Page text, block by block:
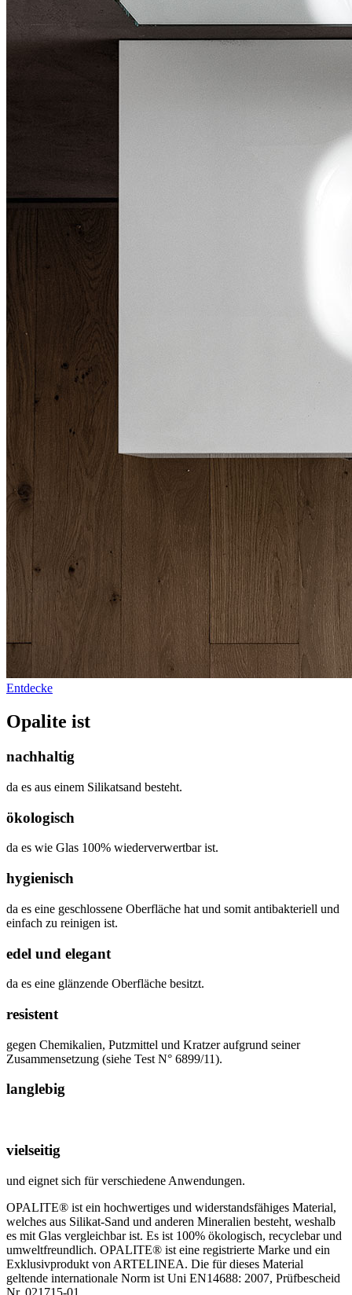
Entdecke
Opalite ist
nachhaltig
da es aus einem Silikatsand besteht.
ökologisch
da es wie Glas 100% wiederverwertbar ist.
hygienisch
da es eine geschlossene Oberfläche hat und somit antibakteriell und
einfach zu reinigen ist.
edel und elegant
da es eine glänzende Oberfläche besitzt.
resistent
gegen Chemikalien, Putzmittel und Kratzer aufgrund seiner
Zusammensetzung (siehe Test N° 6899/11).
langlebig
vielseitig
und eignet sich für verschiedene Anwendungen.
OPALITE® ist ein hochwertiges und widerstandsfähiges Material,
welches aus Silikat-Sand und anderen Mineralien besteht, weshalb
es mit Glas vergleichbar ist. Es ist 100% ökologisch, recyclebar und
umweltfreundlich. OPALITE® ist eine registrierte Marke und ein
Exklusivprodukt von ARTELINEA. Die für dieses Material
geltende internationale Norm ist Uni EN14688: 2007, Prüfbescheid
Nr. 021715-01.